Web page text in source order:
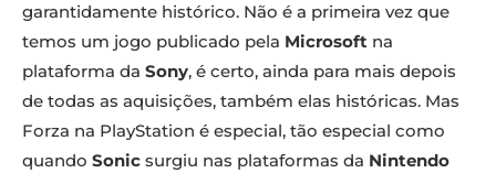
garantidamente histórico. Não é a primeira vez que
temos um jogo publicado pela Microsoft na
plataforma da Sony, é certo, ainda para mais depois
de todas as aquisições, também elas históricas. Mas
Forza na PlayStation é especial, tão especial como
quando Sonic surgiu nas plataformas da Nintendo